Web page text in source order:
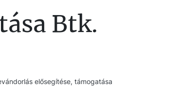
Btk.
elősegítése, támogatása